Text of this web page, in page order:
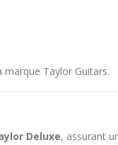
marque Taylor Guitars.
Deluxe, assurant